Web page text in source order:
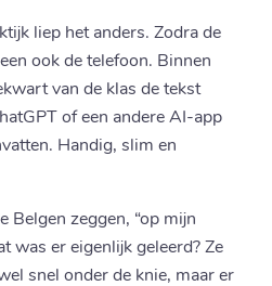
liep het anders. Zodra de
ook de telefoon. Binnen
van de klas de tekst
of een andere AI-app
Handig, slim en
Belgen zeggen, “op mijn
was er eigenlijk geleerd? Ze
snel onder de knie, maar er